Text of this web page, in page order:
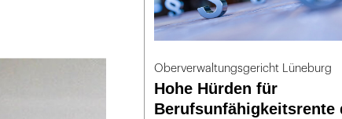
Oberverwaltungsgericht Lüneburg
Hohe Hürden für
Berufsunfähigkeitsrente